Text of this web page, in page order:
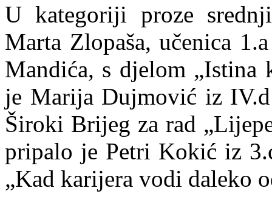
U kategoriji proze
Marta Zlopaša, učenica
Mandića, s djelom „Istina
je Marija Dujmović iz IV.d
Široki Brijeg za rad
pripalo je Petri Kokić iz
„Kad karijera vodi daleko